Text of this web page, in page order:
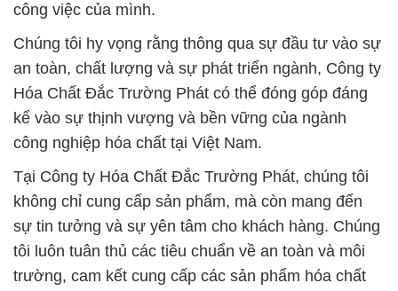
công việc của mình.
Chúng tôi hy vọng rằng thông qua sự đầu tư vào sự
an toàn, chất lượng và sự phát triển ngành, Công ty
Hóa Chất Đắc Trường Phát có thể đóng góp đáng
kể vào sự thịnh vượng và bền vững của ngành
công nghiệp hóa chất tại Việt Nam.
Tại Công ty Hóa Chất Đắc Trường Phát, chúng tôi
không chỉ cung cấp sản phẩm, mà còn mang đến
sự tin tưởng và sự yên tâm cho khách hàng. Chúng
tôi luôn tuân thủ các tiêu chuẩn về an toàn và môi
trường, cam kết cung cấp các sản phẩm hóa chất